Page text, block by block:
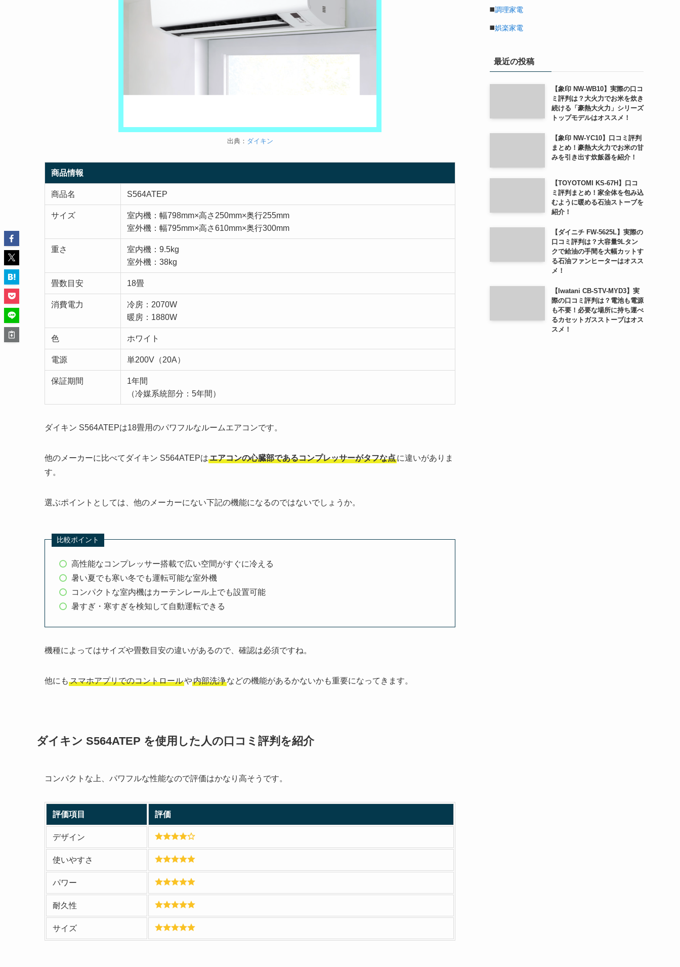
出典： ダイキン
商品情報
商品名 S564ATEP
サイズ
室内機：幅798mm×高さ250mm×奥行255mm
室外機：幅795mm×高さ610mm×奥行300mm
重さ
室内機：9.5kg
室外機：38kg
畳数目安 18畳
消費電力
冷房：2070W
暖房：1880W
色 ホワイト
電源 単200V（20A）
保証期間
1年間
（冷媒系統部分：5年間）
ダイキン S564ATEPは18畳用のパワフルなルームエアコンです。
他のメーカーに比べてダイキン S564ATEPはエアコンの心臓部であるコンプレッサーがタフな点に違いがありま
す。
選ぶポイントとしては、他のメーカーにない下記の機能になるのではないでしょうか。
比較ポイント
高性能なコンプレッサー搭載で広い空間がすぐに冷える
暑い夏でも寒い冬でも運転可能な室外機
コンパクトな室内機はカーテンレール上でも設置可能
暑すぎ・寒すぎを検知して自動運転できる
機種によってはサイズや畳数目安の違いがあるので、確認は必須ですね。
他にも スマホアプリでのコントロールや内部洗浄などの機能があるかないかも重要になってきます。
ダイキン S564ATEP を使用した人の口コミ評判を紹介
コンパクトな上、パワフルな性能なので評価はかなり高そうです。
評価項目 評価
デザイン
使いやすさ
パワー
耐久性
サイズ
◼️調理家電
◼️娯楽家電
最近の投稿
【象印 NW-WB10】実際の口コ
ミ評判は？大火力でお米を炊き
続ける「豪熱大火力」シリーズ
トップモデルはオススメ！
【象印 NW-YC10】口コミ評判
まとめ！豪熱大火力でお米の甘
みを引き出す炊飯器を紹介！
【TOYOTOMI KS-67H】口コ
ミ評判まとめ！家全体を包み込
むように暖める石油ストーブを
紹介！
【ダイニチ FW-5625L】実際の
口コミ評判は？大容量9Lタン
クで給油の手間を大幅カットす
る石油ファンヒーターはオスス
メ！
【Iwatani CB-STV-MYD3】実
際の口コミ評判は？電池も電源
も不要！必要な場所に持ち運べ
るカセットガスストーブはオス
スメ！